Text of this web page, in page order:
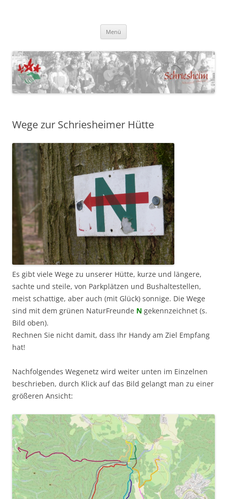
Menü
Wege zur Schriesheimer Hütte
Es gibt viele Wege zu unserer Hütte, kurze und längere,
sachte und steile, von Parkplätzen und Bushaltestellen,
meist schattige, aber auch (mit Glück) sonnige. Die Wege
sind mit dem grünen NaturFreunde N gekennzeichnet (s.
Bild oben).
Rechnen Sie nicht damit, dass Ihr Handy am Ziel Empfang
hat!
Nachfolgendes Wegenetz wird weiter unten im Einzelnen
beschrieben, durch Klick auf das Bild gelangt man zu einer
größeren Ansicht: